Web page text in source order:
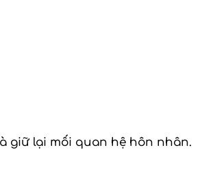
giữ lại mối quan hệ hôn nhân.